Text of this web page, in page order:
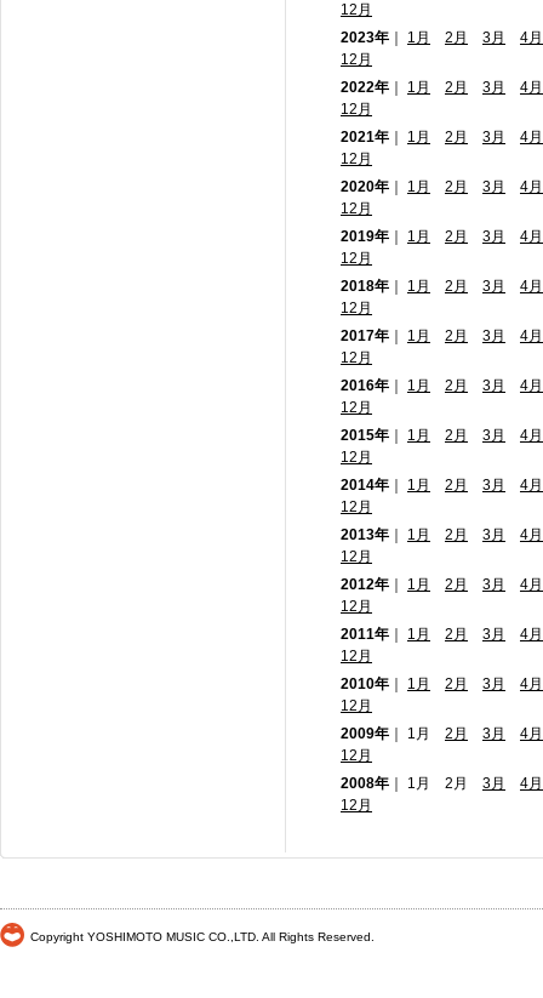
12月
2023年
1月 2月 3月
4月
12月
2022年
1月 2月 3月
4月
12月
2021年
1月 2月 3月
4月
12月
2020年
1月 2月 3月
4月
12月
2019年
1月 2月 3月
4月
12月
2018年
1月 2月 3月
4月
12月
2017年
1月 2月 3月
4月
12月
2016年
1月 2月 3月
4月
12月
2015年
1月 2月 3月
4月
12月
2014年
1月 2月 3月
4月
12月
2013年
1月 2月 3月
4月
12月
2012年
1月 2月 3月
4月
12月
2011年
1月 2月 3月
4月
12月
2010年
1月 2月 3月
4月
12月
2009年 ｜ 1月 2月 3月
4月
12月
2008年 ｜ 1月 2月 3月
4月
12月
Copyright YOSHIMOTO MUSIC CO.,LTD. All Rights Reserved.